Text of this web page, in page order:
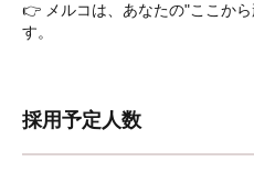
👉 メルコは、あなたの"ここか
す。
採用予定人数